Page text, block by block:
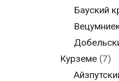
Бауский
Курземе(7)